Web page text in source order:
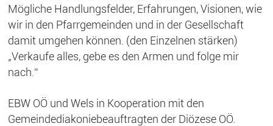
Mögliche Handlungsfelder, Erfahrungen, Visionen, wie
wir in den Pfarrgemeinden und in der Gesellschaft
damit umgehen können. (den Einzelnen stärken)
„Verkaufe alles, gebe es den Armen und folge mir
nach.“
EBW OÖ und Wels in Kooperation mit den
Gemeindediakoniebeauftragten der Diözese OÖ.